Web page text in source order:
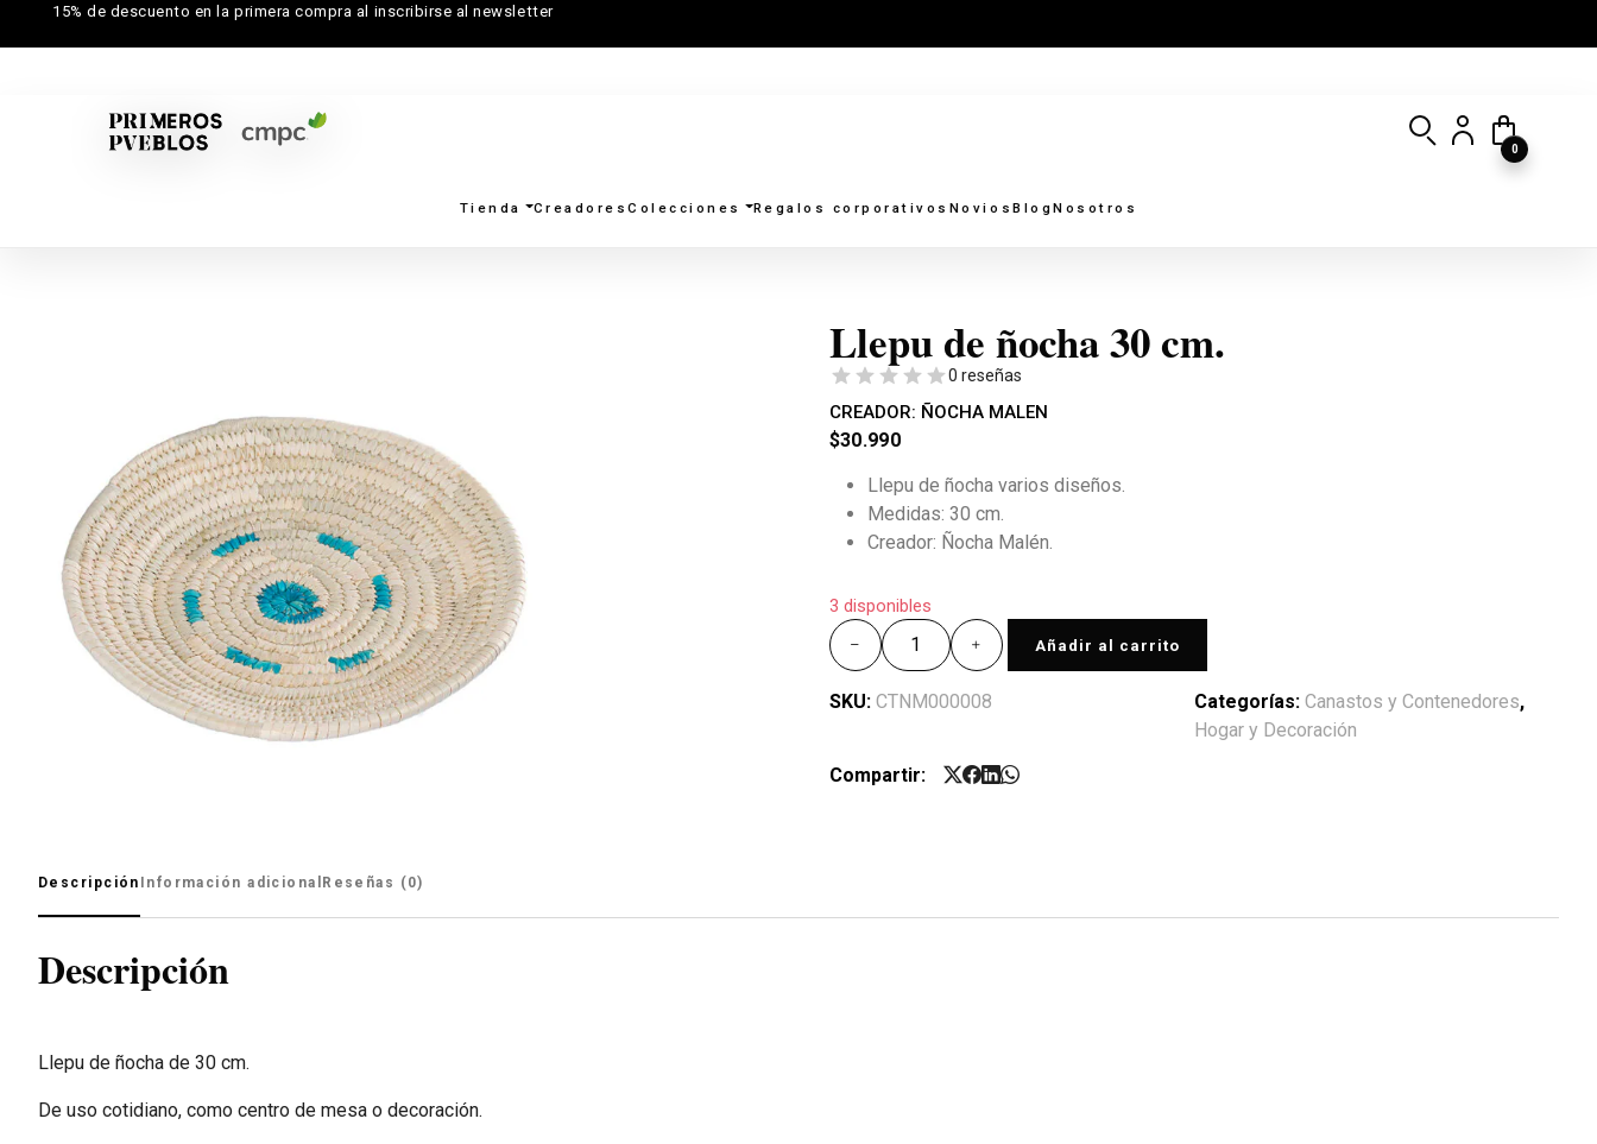
15% de descuento en la primera compra al inscribirse al newsletter
Tienda CreadoresColecciones Regalos corporativos NoviosBlogNosotros
0
Llepu de ñocha 30 cm.
0 reseñas
CREADOR: ÑOCHA MALEN
$30.990
Llepu de ñocha varios diseños.
Medidas: 30 cm.
Creador: Ñocha Malén.
3 disponibles
Añadir al carrito
SKU: CTNM000008 Categorías: Canastos y Contenedores,
Hogar y Decoración
Compartir:
Descripción Información adicional Reseñas (0)
Descripción
Llepu de ñocha de 30 cm.
De uso cotidiano, como centro de mesa o decoración.